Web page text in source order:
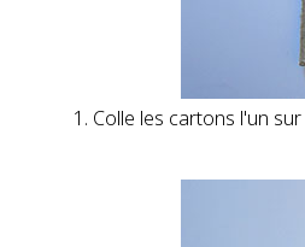
1. Colle les cartons l'un